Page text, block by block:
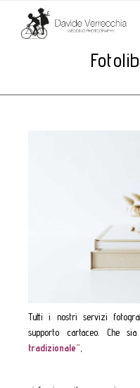
Tutti i nostri servizi
supporto cartaceo. Che
tradizionale”,